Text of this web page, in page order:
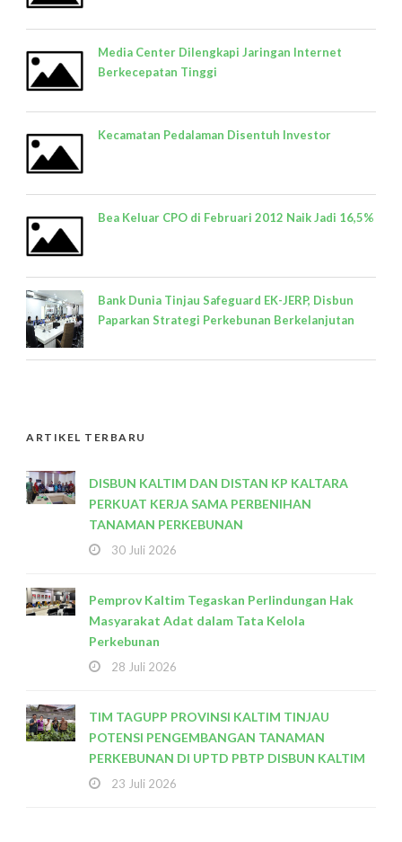
Media Center Dilengkapi Jaringan Internet
Berkecepatan Tinggi
Kecamatan Pedalaman Disentuh Investor
Bea Keluar CPO di Februari 2012 Naik Jadi 16,5%
Bank Dunia Tinjau Safeguard EK-JERP, Disbun
Paparkan Strategi Perkebunan Berkelanjutan
ARTIKEL TERBARU
DISBUN KALTIM DAN DISTAN KP KALTARA
PERKUAT KERJA SAMA PERBENIHAN
TANAMAN PERKEBUNAN
30 Juli 2026
Pemprov Kaltim Tegaskan Perlindungan Hak
Masyarakat Adat dalam Tata Kelola
Perkebunan
28 Juli 2026
TIM TAGUPP PROVINSI KALTIM TINJAU
POTENSI PENGEMBANGAN TANAMAN
PERKEBUNAN DI UPTD PBTP DISBUN KALTIM
23 Juli 2026